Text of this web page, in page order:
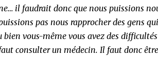
il faudrait donc que nous puissions
pas nous rapprocher des gens
bien vous-même vous avez des
consulter un médecin. Il faut donc